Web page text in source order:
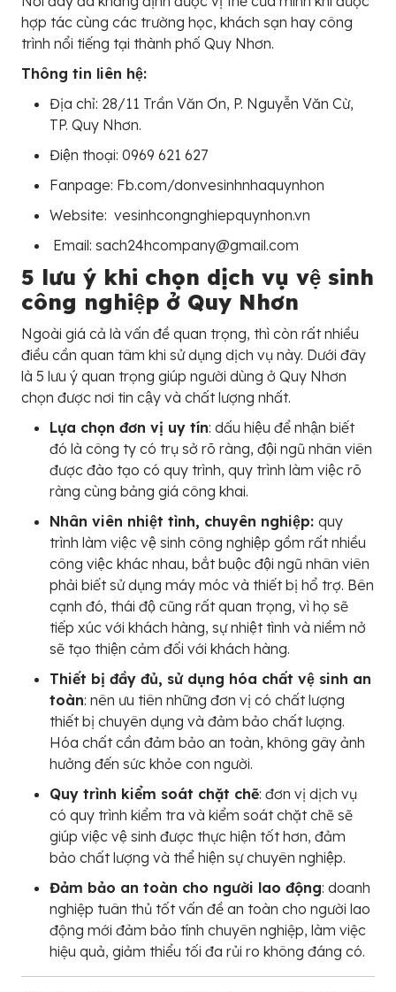
hợp tác cùng các trường học, khách sạn hay công
trình nổi tiếng tại thành phố Quy Nhơn.
Thông tin liên hệ:
Địa chỉ: 28/11 Trần Văn Ơn, P. Nguyễn Văn Cừ,
TP. Quy Nhơn.
Điện thoại: 0969 621 627
Fanpage: Fb.com/donvesinhnhaquynhon
Website: vesinhcongnghiepquynhon.vn
Email: sach24hcompany@gmail.com
5 lưu ý khi chọn dịch vụ vệ sinh
công nghiệp ở Quy Nhơn
Ngoài giá cả là vấn đề quan trọng, thì còn rất nhiều
điều cần quan tâm khi sử dụng dịch vụ này. Dưới đây
là 5 lưu ý quan trọng giúp người dùng ở Quy Nhơn
chọn được nơi tin cậy và chất lượng nhất.
Lựa chọn đơn vị uy tín: dấu hiệu để nhận biết
đó là công ty có trụ sở rõ ràng, đội ngũ nhân viên
được đào tạo có quy trình, quy trình làm việc rõ
ràng cùng bảng giá công khai.
Nhân viên nhiệt tình, chuyên nghiệp: quy
trình làm việc vệ sinh công nghiệp gồm rất nhiều
công việc khác nhau, bắt buộc đội ngũ nhân viên
phải biết sử dụng máy móc và thiết bị hổ trợ. Bên
cạnh đó, thái độ cũng rất quan trọng, vì họ sẽ
tiếp xúc với khách hàng, sự nhiệt tình và niềm nở
sẽ tạo thiện cảm đối với khách hàng.
Thiết bị đầy đủ, sử dụng hóa chất vệ sinh an
toàn: nên ưu tiên những đơn vị có chất lượng
thiết bị chuyên dụng và đảm bảo chất lượng.
Hóa chất cần đảm bảo an toàn, không gây ảnh
hưởng đến sức khỏe con người.
Quy trình kiểm soát chặt chẽ: đơn vị dịch vụ
có quy trình kiểm tra và kiểm soát chặt chẽ sẽ
giúp việc vệ sinh được thực hiện tốt hơn, đảm
bảo chất lượng và thể hiện sự chuyên nghiệp.
Đảm bảo an toàn cho người lao động: doanh
nghiệp tuân thủ tốt vấn đề an toàn cho người lao
động mới đảm bảo tính chuyên nghiệp, làm việc
hiệu quả, giảm thiểu tối đa rủi ro không đáng có.